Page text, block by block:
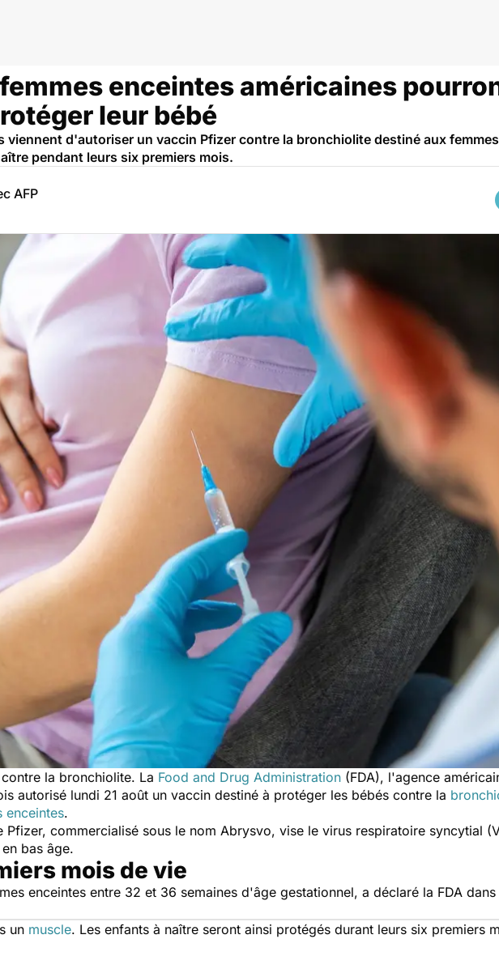
enceintes américaines
leur bébé
viennent d'autoriser un vaccin Pfizer contre la bronchiolite destiné aux
pendant leurs six premiers mois.
AFP
la bronchiolite. La Food and Drug Administration (FDA), l'agence
autorisé lundi 21 août un vaccin destiné à protéger les bébés contre la
enceintes.
Pfizer, commercialisé sous le nom Abrysvo, vise le virus respiratoire syncytial
bas âge.
mois de vie
enceintes entre 32 et 36 semaines d'âge gestationnel, a déclaré la FDA dans
un muscle. Les enfants à naître seront ainsi protégés durant leurs six premiers